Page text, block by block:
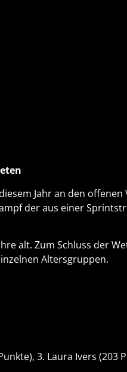
Jahr an den
der aus einer
alt. Zum Schluss der
Altersgruppen.
3. Laura Ivers (203